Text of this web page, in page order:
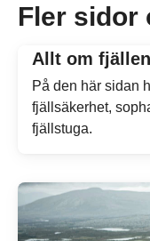
Fler sidor
Allt om fjällen
På den här sidan
fjällsäkerhet,
fjällstuga.